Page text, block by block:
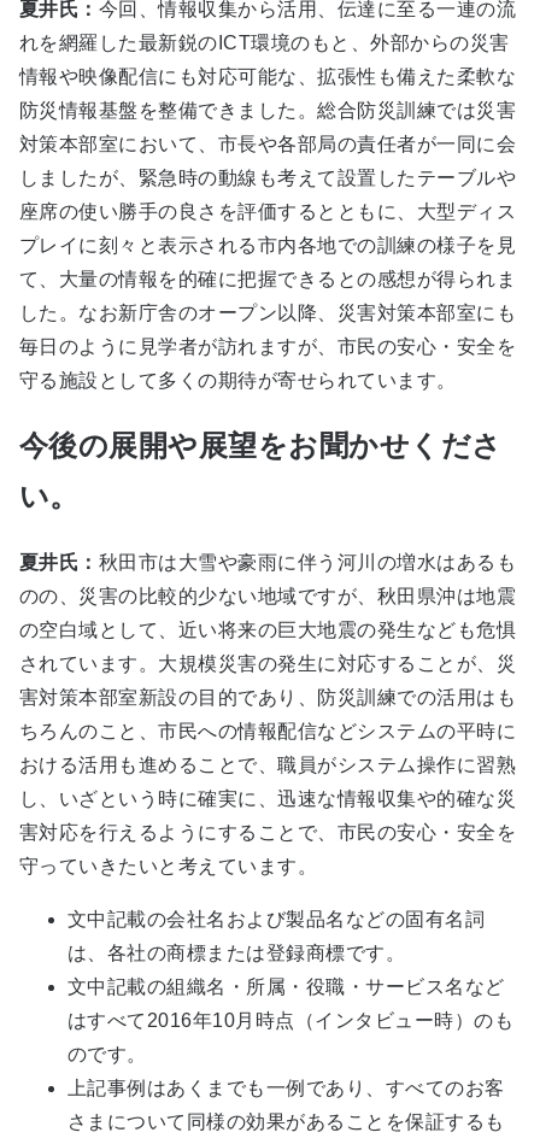
夏井氏： 今回、情報収集から活用、伝達に至る一連の流
れを網羅した最新鋭のICT環境のもと、外部からの災害
情報や映像配信にも対応可能な、拡張性も備えた柔軟な
防災情報基盤を整備できました。総合防災訓練では災害
対策本部室において、市長や各部局の責任者が一同に会
しましたが、緊急時の動線も考えて設置したテーブルや
座席の使い勝手の良さを評価するとともに、大型ディス
プレイに刻々と表示される市内各地での訓練の様子を見
て、大量の情報を的確に把握できるとの感想が得られま
した。なお新庁舎のオープン以降、災害対策本部室にも
毎日のように見学者が訪れますが、市民の安心・安全を
守る施設として多くの期待が寄せられています。
今後の展開や展望をお聞かせくださ
い。
夏井氏： 秋田市は大雪や豪雨に伴う河川の増水はあるも
のの、災害の比較的少ない地域ですが、秋田県沖は地震
の空白域として、近い将来の巨大地震の発生なども危惧
されています。大規模災害の発生に対応することが、災
害対策本部室新設の目的であり、防災訓練での活用はも
ちろんのこと、市民への情報配信などシステムの平時に
おける活用も進めることで、職員がシステム操作に習熟
し、いざという時に確実に、迅速な情報収集や的確な災
害対応を行えるようにすることで、市民の安心・安全を
守っていきたいと考えています。
文中記載の会社名および製品名などの固有名詞
は、各社の商標または登録商標です。
文中記載の組織名・所属・役職・サービス名など
はすべて2016年10月時点（インタビュー時）のも
のです。
上記事例はあくまでも一例であり、すべてのお客
さまについて同様の効果があることを保証するも